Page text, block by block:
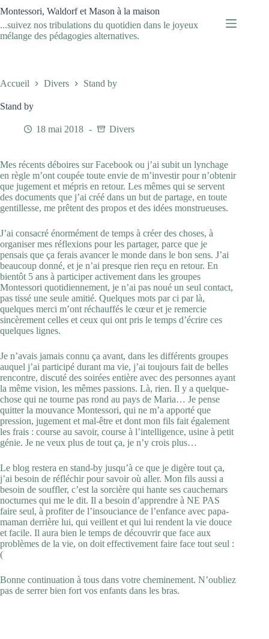
au
contenu
Montessori, Waldorf et Mason à la maison
...suivez nos tribulations du quotidien dans le joyeux
mélange des pédagogies alternatives.
Accueil Divers Stand by
Stand by
18 mai 2018 Divers
Mes récents déboires sur Facebook ou j’ai subit un lynchage
en règle m’ont coupée toute envie de m’investir pour n’obtenir
que jugement et mépris en retour. Les mêmes qui se servent
des documents que j’ai créé dans un but de partage, en toute
gentillesse, me prêtent des propos et des idées monstrueuses.
J’ai consacré énormément de temps à créer des choses, à
organiser mes réflexions pour les partager, parce que je
pensais que ça ferais avancer le monde dans le bon sens. J’ai
beaucoup donné, et je n’ai presque rien reçu en retour. En
bientôt 5 ans à participer activement dans les groupes
Montessori quotidiennement, je n’ai pas noué un seul contact,
pas tissé une seule amitié. Quelques mots par ci par là,
quelques merci m’ont réchauffés le cœur et je remercie
sincèrement celles et ceux qui ont pris le temps d’écrire ces
quelques lignes.
Je n’avais jamais connu ça avant, dans les différents groupes
auquel j’ai participé durant ma vie, j’ai toujours fait de belles
rencontre, discuté des soirées entière avec des personnes ayant
la même vision, les mêmes passions. Là, rien. Il y a quelque-
chose qui ne tourne pas rond au pays de Maria… Je pense
quitter la mouvance Montessori, qui ne m’a apporté que
pression, jugement et mal-être et dont mon fils fait également
les frais : course au savoir, course à l’intelligence, usine à petit
génie. Je ne veux plus de tout ça, je n’y crois plus…
Le blog restera en stand-by jusqu’à ce que je digère tout ça,
j’ai besoin de réfléchir pour savoir où aller. Mon fils aussi a
besoin de souffler, c’est la sorcière qui hante ses cauchemars
nocturnes qui me le dit. Il a besoin d’apprendre à NE PAS
faire seul, à profiter de l’insouciance de l’enfance avec papa-
maman derrière lui, qui veillent et qui lui rendent la vie douce
et facile. Il aura bien le temps de découvrir que face aux
problèmes de la vie, on doit effectivement faire face tout seul :
(
Bonne continuation à tous dans votre cheminement. N’oubliez
pas de serrer bien fort vos enfants dans les bras.